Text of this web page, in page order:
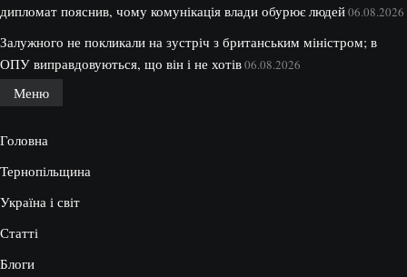
дипломат пояснив, чому комунікація влади обурює людей06.08.2026
Залужного не покликали на зустріч з британським міністром; в
ОПУ виправдовуються, що він і не хотів06.08.2026
Меню
Головна
Тернопільщина
Україна і світ
Статті
Блоги